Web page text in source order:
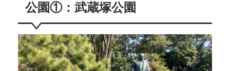
公園①：武蔵塚公園